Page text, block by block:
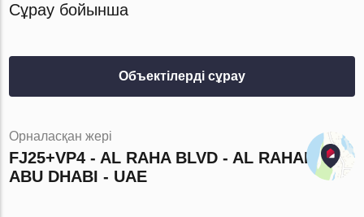
Сұрау бойынша
Объектілерді сұрау
Орналасқан жері
FJ25+VP4 - AL RAHA BLVD - AL RAHAH -
ABU DHABI - UAE